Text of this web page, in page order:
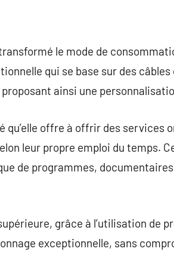
le mode de
qui se base sur des câbles
ainsi une
qu’elle offre à offrir des services
leur propre emploi du temps.
de programmes,
grâce à l’utilisation de
exceptionnelle, sans